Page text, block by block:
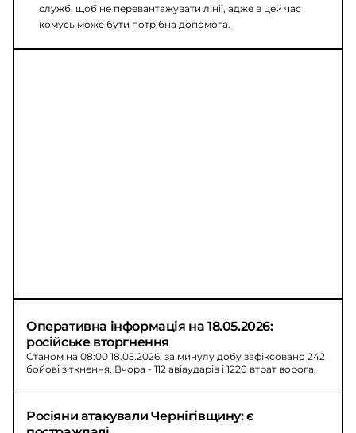
служб, щоб не перевантажувати лінії, адже в цей час
комусь може бути потрібна допомога.
Оперативна інформація на 18.05.2026:
російське вторгнення
Станом на 08:00 18.05.2026: за минулу добу зафіксовано 242
бойові зіткнення. Вчора - 112 авіаударів і 1220 втрат ворога.
Росіяни атакували Чернігівщину: є